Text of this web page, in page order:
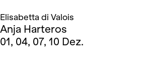
Elisabetta di Valois
Anja Harteros
01, 04, 07, 10 Dez.